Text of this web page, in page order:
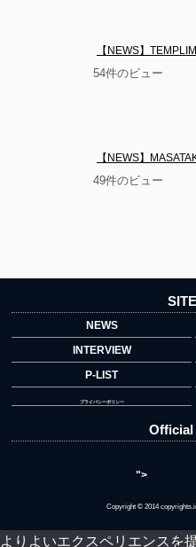
【NEWS】
54件のビュー
【NEWS】
49件のビュー
NEWS
INTERVIEW
P-LIST
プライバシーポリシー
Official
">
Copyright © 2014
よりよいエクスペリエンスを